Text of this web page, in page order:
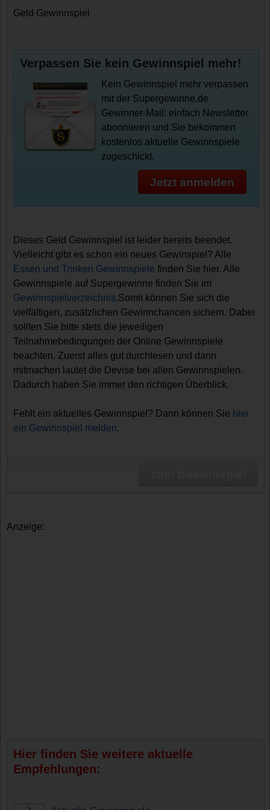
Geld Gewinnspiel
Verpassen Sie kein Gewinnspiel mehr!
Kein Gewinnspiel mehr verpassen
mit der Supergewinne.de
Gewinner-Mail: einfach Newsletter
abonnieren und Sie bekommen
kostenlos aktuelle Gewinnspiele
zugeschickt.
Jetzt anmelden
Dieses Geld Gewinnspiel ist leider bereits beendet.
Vielleicht gibt es schon ein neues Gewinspiel? Alle
Essen und Trinken Gewinnspiele finden Sie hier. Alle
Gewinnspiele auf Supergewinne finden Sie im
Gewinnspielverzeichnis.Somit können Sie sich die
vielfältigen, zusätzlichen Gewinnchancen sichern. Dabei
sollten Sie bitte stets die jeweiligen
Teilnahmebedingungen der Online Gewinnspiele
beachten. Zuerst alles gut durchlesen und dann
mitmachen lautet die Devise bei allen Gewinnspielen.
Dadurch haben Sie immer den richtigen Überblick.
Fehlt ein aktuelles Gewinnspiel? Dann können Sie hier
ein Gewinnspiel melden.
Anzeige:
Hier finden Sie weitere aktuelle
Empfehlungen: